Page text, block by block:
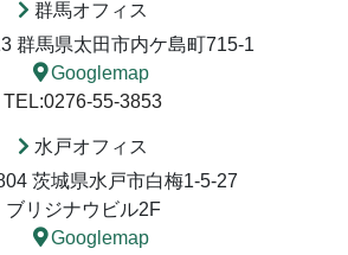
群馬オフィス
群馬県太田市内ケ島町715-1
Googlemap
TEL:0276-55-3853
水戸オフィス
茨城県水戸市白梅1-5-27
ブリジナウビル2F
Googlemap